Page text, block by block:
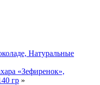
Натуральные
«Зефиренок»,
гр »